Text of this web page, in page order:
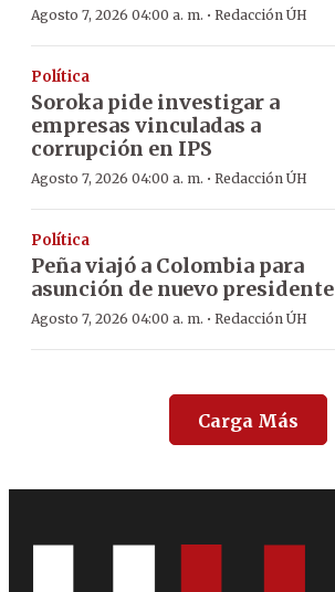
Agosto 7, 2026 04:00 a. m. · Redacción ÚH
Política
Soroka pide investigar a
empresas vinculadas a
corrupción en IPS
Agosto 7, 2026 04:00 a. m. · Redacción ÚH
Política
Peña viajó a Colombia para
asunción de nuevo presidente
Agosto 7, 2026 04:00 a. m. · Redacción ÚH
Carga Más